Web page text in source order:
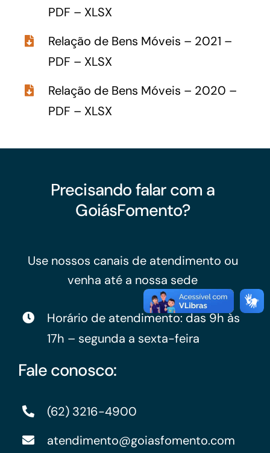
PDF – XLSX
Relação de Bens Móveis – 2021 –
PDF – XLSX
Relação de Bens Móveis – 2020 –
PDF – XLSX
Precisando falar com a
GoiásFomento?
Use nossos canais de atendimento ou
venha até a nossa sede
Horário de atendimento: das 9h às
17h – segunda a sexta-feira
Fale conosco:
(62) 3216-4900
atendimento@goiasfomento.com